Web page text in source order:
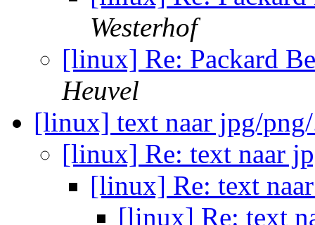
Westerhof
[linux] Re: Packard
Heuvel
[linux] text naar jpg/
[linux] Re: text naar
[linux] Re: text
[linux] Re: text